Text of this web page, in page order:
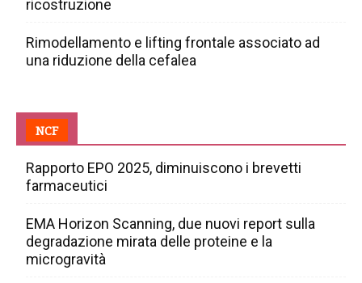
ricostruzione
Rimodellamento e lifting frontale associato ad
una riduzione della cefalea
NCF
Rapporto EPO 2025, diminuiscono i brevetti
farmaceutici
EMA Horizon Scanning, due nuovi report sulla
degradazione mirata delle proteine e la
microgravità